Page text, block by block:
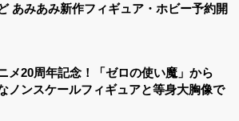
あみあみ新作フィギュア・ホビー予約開
メ20周年記念！「ゼロの使い魔」から
ノンスケールフィギュアと等身大胸像で